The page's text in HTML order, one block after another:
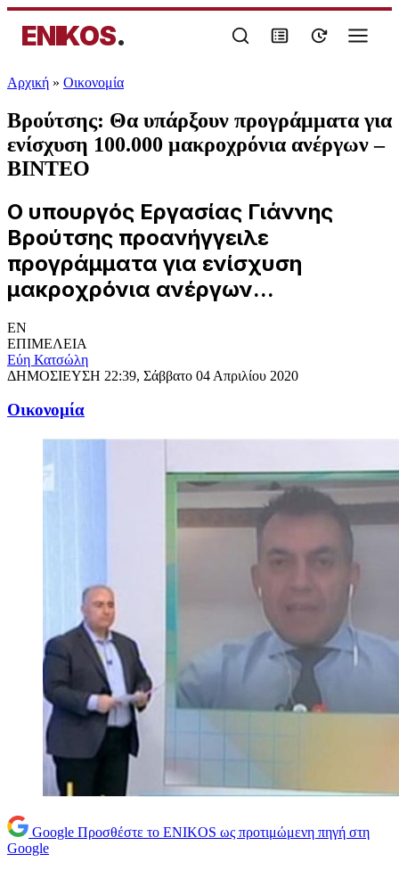
ENIKOS.
Αρχική » Oικονομία
Βρούτσης: Θα υπάρξουν προγράμματα για
ενίσχυση 100.000 μακροχρόνια ανέργων –
ΒΙΝΤΕΟ
Ο υπουργός Εργασίας Γιάννης
Βρούτσης προανήγγειλε
προγράμματα για ενίσχυση
μακροχρόνια ανέργων...
EN
ΕΠΙΜΕΛΕΙΑ
Εύη Κατσώλη
ΔΗΜΟΣΙΕΥΣΗ 22:39, Σάββατο 04 Απριλίου 2020
Oικονομία
Google Προσθέστε το ENIKOS ως προτιμώμενη πηγή στη
Google